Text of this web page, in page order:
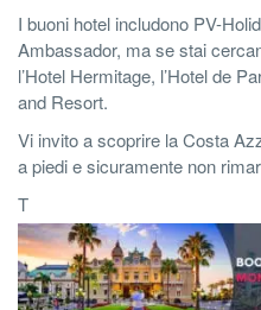
I buoni hotel includono PV-
Ambassador, ma se stai
l’Hotel Hermitage, l’Hotel de
and Resort.
Vi invito a scoprire la Costa
a piedi e sicuramente non
T